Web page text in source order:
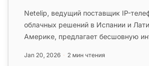
Netelip, ведущий поставщик IP-
облачных решений в Испании и
Америке, предлагает бесшовную
Jan 20, 2026 2 мин чтения